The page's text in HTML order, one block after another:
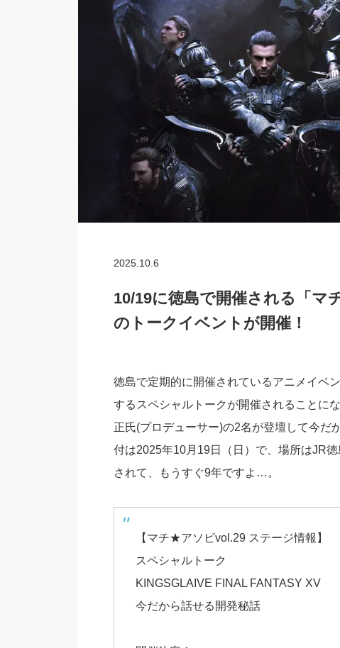
2025.10.6
10/19に徳島で開催される「マ
のトークイベントが開催！
徳島で定期的に開催されているアニメイベ
するスペシャルトークが開催されることに
正氏(プロデューサー)の2名が登壇して今だ
付は2025年10月19日（日）で、場所はJR
されて、もうすぐ9年ですよ…。
【マチ★アソビvol.29 ステージ情報】
スペシャルトーク
KINGSGLAIVE FINAL FANTASY XV
今だから話せる開発秘話